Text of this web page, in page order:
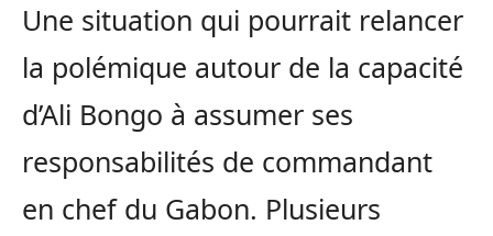
Une situation qui pourrait relancer
la polémique autour de la capacité
d’Ali Bongo à assumer ses
responsabilités de commandant
en chef du Gabon. Plusieurs